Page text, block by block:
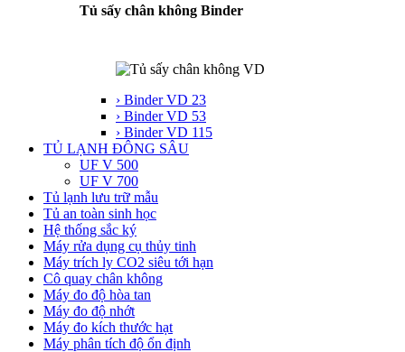
Tủ sấy chân không Binder
› Binder VD 23
› Binder VD 53
› Binder VD 115
TỦ LẠNH ĐÔNG SÂU
UF V 500
UF V 700
Tủ lạnh lưu trữ mẫu
Tủ an toàn sinh học
Hệ thống sắc ký
Máy rửa dụng cụ thủy tinh
Máy trích ly CO2 siêu tới hạn
Cô quay chân không
Máy đo độ hòa tan
Máy đo độ nhớt
Máy đo kích thước hạt
Máy phân tích độ ổn định